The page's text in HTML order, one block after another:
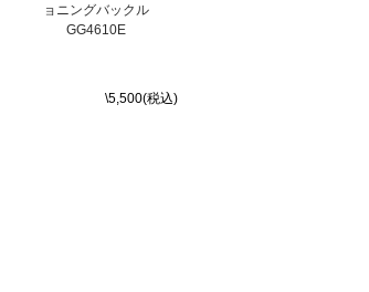
ョニングバックル
GG4610E
\5,500(税込)